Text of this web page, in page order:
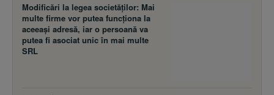
Modificări la legea societăţilor: Mai
multe firme vor putea funcţiona la
aceeaşi adresă, iar o persoană va
putea fi asociat unic în mai multe
SRL